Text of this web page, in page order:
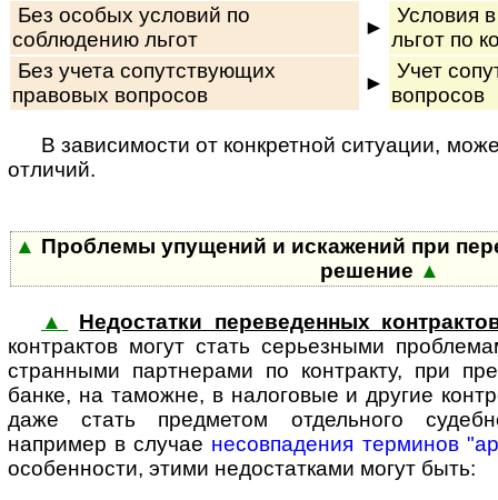
Без особых условий по
соблюдению льгот
►
Условия
льгот по
Без учета сопутствующих
правовых вопросов
►
Учет
вопросов
В зависимости от конкретной ситуации,
отличий.
▲ Проблемы упущений и искажений при
решение ▲
▲
Недостатки переведенных
кон­т­рак­тов могут стать серьезными
стран­ны­ми партнерами по контракту, при
банке, на таможне, в налоговые и другие
даже стать предметом отдельного
например в случае несовпадения терминов
особенности, этими недостатками могут быть: